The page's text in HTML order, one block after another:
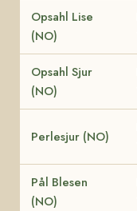
Opsahl Lise
(NO)
Opsahl Sjur
(NO)
Perlesjur (NO)
Pål Blesen
(NO)